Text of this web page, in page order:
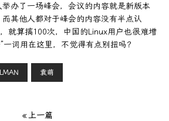
办了一场峰会，会议的内容就是新版本
其他人都对于峰会的内容没有半点认
就算搞100次，中国的Linux用户也很难增
一词用在这里，不觉得有点别扭吗？
袁萌
« 上一篇